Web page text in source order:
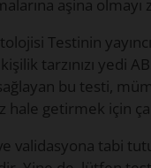
aşina olmayı
Testinin
tarzınızı yedi
bu testi,
hale getirmek için
validasyona tabi